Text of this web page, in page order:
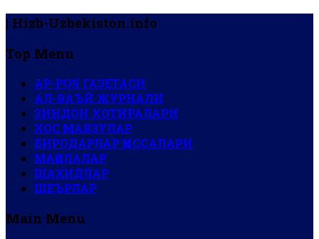
| Hizb-Uzbekiston.info
Top Menu
АР-РОЯ ГАЗЕТАСИ
АЛ-ВАЪЙ ЖУРНАЛИ
ЗИНДОН ХОТИРАЛАРИ
ХОС МАВЗУЛАР
БИРОДАРЛАР ҚИССАЛАРИ
МАҚОЛАЛАР
ШАҲИДЛАР
ШЕЪРЛАР
Main Menu